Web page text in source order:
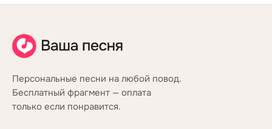
Персональные песни на любой повод.
Бесплатный фрагмент — оплата
только если понравится.